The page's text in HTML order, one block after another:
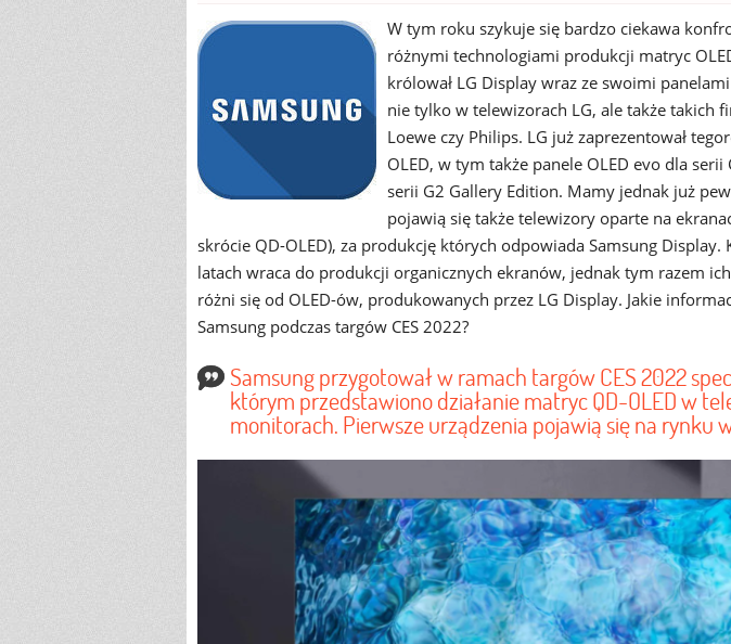
W tym roku szykuje się bardzo ciekawa
różnymi technologiami produkcji matryc
królował LG Display wraz ze swoimi
nie tylko w telewizorach LG, ale także takich
Loewe czy Philips. LG już zaprezentował
OLED, w tym także panele OLED evo dla serii
serii G2 Gallery Edition. Mamy jednak już
pojawią się także telewizory oparte na
skrócie QD-OLED), za produkcję których odpowiada Samsung
latach wraca do produkcji organicznych ekranów, jednak tym razem
różni się od OLED-ów, produkowanych przez LG Display. Jakie
Samsung podczas targów CES 2022?
Samsung przygotował w ramach targów CES 2022
którym przedstawiono działanie matryc QD-OLED w
monitorach. Pierwsze urządzenia pojawią się na rynku